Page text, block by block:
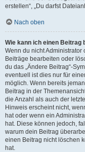
erstellen“, „Du darfst
Nach oben
Wie kann ich einen Beitrag
Wenn du nicht
Beiträge bearbeiten oder
du das „Ändere Beitrag“-
eventuell ist dies nur für
möglich. Wenn bereits
Beitrag in der
die Anzahl als auch der
Hinweis erscheint nicht,
hat oder wenn ein
hat. Diese können jedoch,
warum dein Beitrag
einen Beitrag nicht löschen
hat.